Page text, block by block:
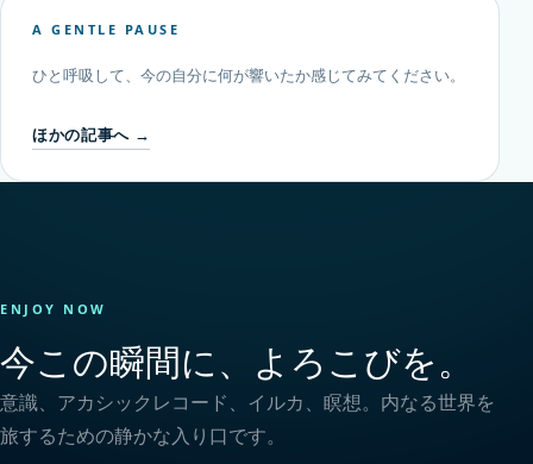
A GENTLE PAUSE
ひと呼吸して、今の自分に何が響いたか感じてみてください。
ほかの記事へ →
ENJOY NOW
今この瞬間に、よろこびを。
意識、アカシックレコード、イルカ、瞑想。内なる世界を
旅するための静かな入り口です。